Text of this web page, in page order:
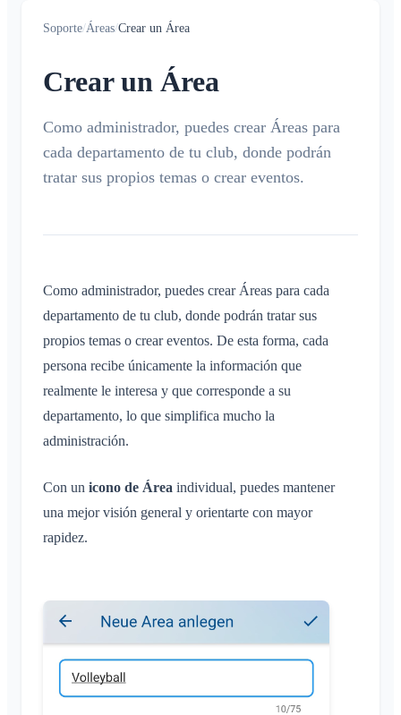
Unirse a un Klubraum
Nuevo Klubraum
Consejos para usar la app
Consejos para la introducción
Guía de solución de problemas
¿Qué es la cronología?
Calendario
¿Qué es el calendario?
Crear / cancelar / editar eventos
Confirmar / declinar
Calendario personal
Conversaciones
¿Qué es una conversación?
Confirmación de lectura
Eliminar mensaje
Notificaciones
¿Qué es un grupo de áreas?
Crear un Área
Unirse a un Área
Cuenta y ajustes
Varios Klubraums
Klubraum adicional
Abandonar un Klubraum
Cambiar el correo electrónico
Personalizar el fondo
Administración
Inicio rápido para administradores
Lista de miembros
Eliminar miembros
Varios
Casos de uso
Soporte/Áreas/Crear un Área
Crear un Área
Como administrador, puedes crear Áreas para
cada departamento de tu club, donde podrán
tratar sus propios temas o crear eventos.
Como administrador, puedes crear Áreas para cada
departamento de tu club, donde podrán tratar sus
propios temas o crear eventos. De esta forma, cada
persona recibe únicamente la información que
realmente le interesa y que corresponde a su
departamento, lo que simplifica mucho la
administración.
Con un icono de Área individual, puedes mantener
una mejor visión general y orientarte con mayor
rapidez.